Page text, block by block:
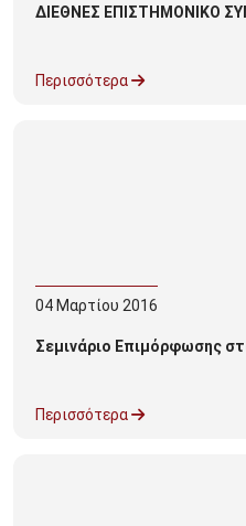
ΔΙΕΘΝΕΣ ΕΠΙΣΤΗΜΟΝΙΚΟ
Περισσότερα
04 Μαρτίου 2016
Σεμινάριο Επιμόρφωσης
Περισσότερα